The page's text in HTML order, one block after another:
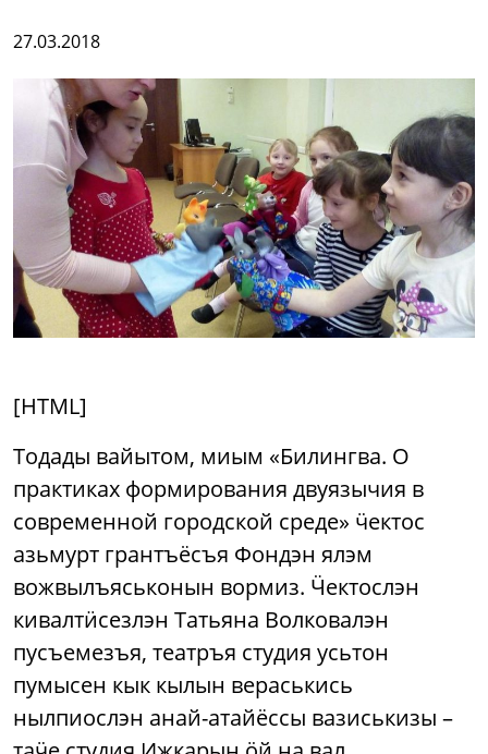
27.03.2018
[HTML]
Тодады вайытом, миым «Билингва. О
практиках формирования двуязычия в
современной городской среде» ӵектос
азьмурт грантъёсъя Фондэн ялэм
вожвылъяськонын вормиз. Ӵектослэн
кивалтӥсезлэн Татьяна Волковалэн
пусъемезъя, театръя студия усьтон
пумысен кык кылын вераськись
нылпиослэн анай-атайёссы вазиськизы –